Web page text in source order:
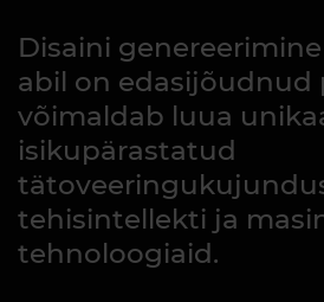
Disaini
abil on edasijõudnud
võimaldab luua
isikupärastatud
tehisintellekti ja
tehnoloogiaid.